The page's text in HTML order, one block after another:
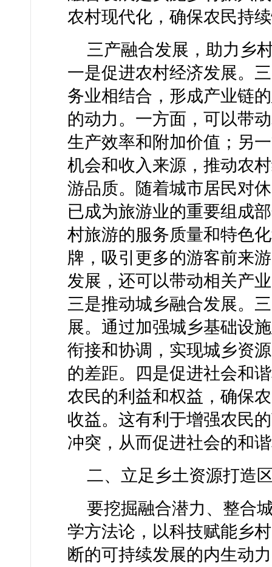
农村现代化，确保农民持
三产融合发展，助力乡
一是促进农村经济发展。
务业相结合，形成产业链
的动力。一方面，可以带
生产效率和附加价值；另
机会和收入来源，推动农
游品质。随着城市居民对
已成为旅游业的重要组成
村旅游的服务质量和特色
牌，吸引更多的游客前来
发展，还可以带动相关产
三是推动城乡融合发展。
展。通过加强城乡基础设
衔接和协调，实现城乡资
的差距。四是促进社会和
农民的利益和权益，确保
收益。这有利于增强农民
冲突，从而促进社会的和
二、立足乡土资源打造
要挖掘融合潜力、整合
学方法论，以科技赋能乡
断的可持续发展的内生动